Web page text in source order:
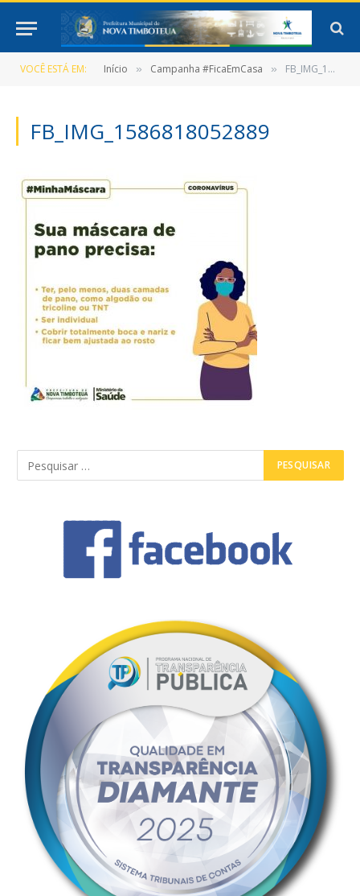
VOCÊ ESTÁ EM: Início » Campanha #FicaEmCasa » FB_IMG_1586818052889
FB_IMG_1586818052889